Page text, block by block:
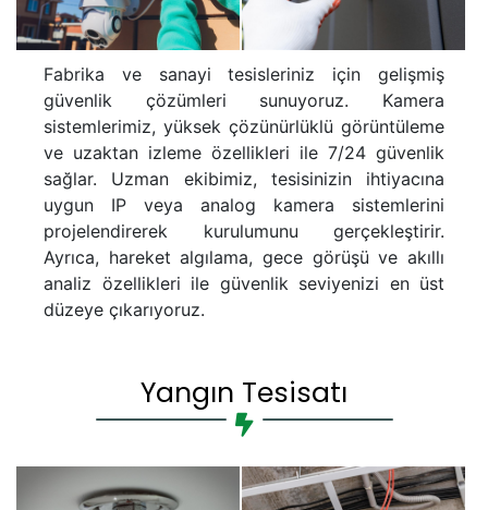
Fabrika ve sanayi tesisleriniz için gelişmiş
güvenlik çözümleri sunuyoruz. Kamera
sistemlerimiz, yüksek çözünürlüklü görüntüleme
ve uzaktan izleme özellikleri ile 7/24 güvenlik
sağlar. Uzman ekibimiz, tesisinizin ihtiyacına
uygun IP veya analog kamera sistemlerini
projelendirerek kurulumunu gerçekleştirir.
Ayrıca, hareket algılama, gece görüşü ve akıllı
analiz özellikleri ile güvenlik seviyenizi en üst
düzeye çıkarıyoruz.
Yangın Tesisatı